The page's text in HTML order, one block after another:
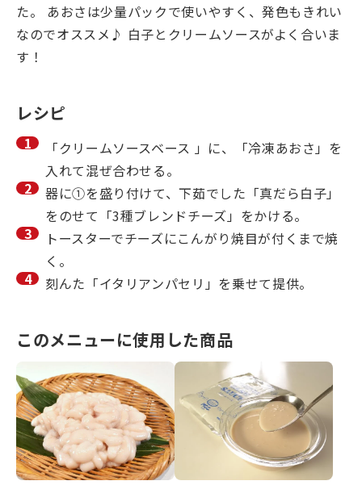
た。 あおさは少量パックで使いやすく、発色もきれい
なのでオススメ♪ 白子とクリームソースがよく合いま
す！
レシピ
「クリームソースベース 」に、「冷凍あおさ」を
入れて混ぜ合わせる。
器に①を盛り付けて、下茹でした「真だら白子」
をのせて「3種ブレンドチーズ」をかける。
トースターでチーズにこんがり焼目が付くまで焼
く。
刻んた「イタリアンパセリ」を乗せて提供。
このメニューに使用した商品